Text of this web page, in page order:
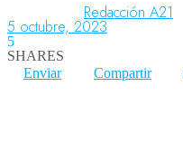
Redacción A21
5 octubre, 2023
5
SHARES
Enviar
Compartir